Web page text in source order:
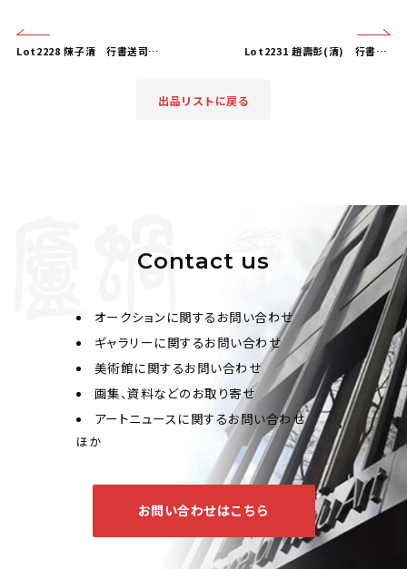
Lot2228 陳子清 行書送司馬道士遊天台詩 Lot2231 趙壽彭(清) 行書七言詩
出品リストに戻る
Contact us
オークションに関するお問い合わせ
ギャラリーに関するお問い合わせ
美術館に関するお問い合わせ
画集、資料などのお取り寄せ
アートニュースに関するお問い合わせ
ほか
お問い合わせはこちら